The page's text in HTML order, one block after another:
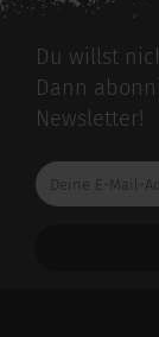
Du willst
Dann
Newsletter!
Deine
E-